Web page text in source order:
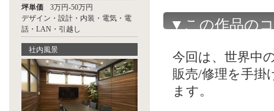
坪単価
3万円-50万円
デザイン・設計・内装・電気・電
話・LAN・引越し
社内風景
▼この作品の
今回は、世界中
販売/修理を手掛
ます。